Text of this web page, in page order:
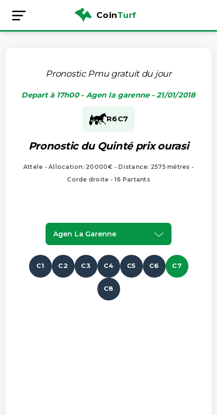
CoinTurf
Pronostic Pmu gratuit du jour
Depart à 17h00 - Agen la garenne - 21/01/2018
R6C7
Pronostic du Quinté prix ourasi
Attele - Allocation: 20000€ - Distance: 2575 mètres -
Corde droite - 16 Partants
Agen La Garenne
C1 C2 C3 C4 C5 C6 C7
C8